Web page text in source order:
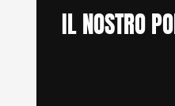
IL NOSTRO